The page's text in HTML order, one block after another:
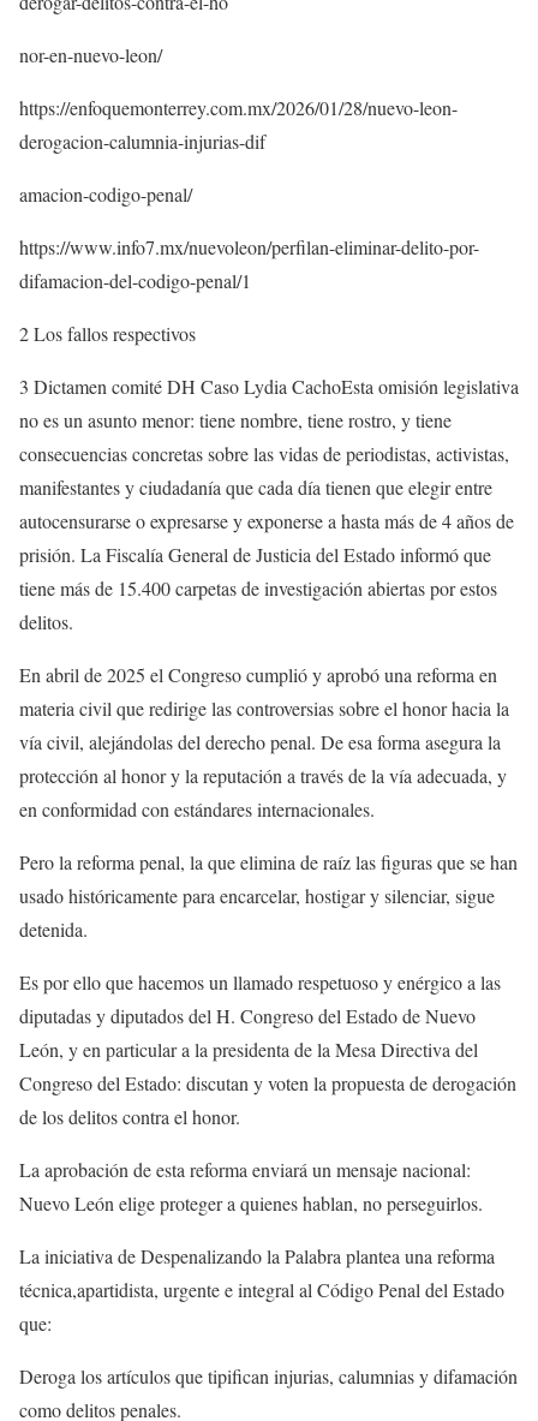
nor-en-nuevo-leon/
https://enfoquemonterrey.com.mx/2026/01/28/nuevo-leon-
derogacion-calumnia-injurias-dif
amacion-codigo-penal/
https://www.info7.mx/nuevoleon/perfilan-eliminar-delito-por-
difamacion-del-codigo-penal/1
2 Los fallos respectivos
3 Dictamen comité DH Caso Lydia CachoEsta omisión legislativa
no es un asunto menor: tiene nombre, tiene rostro, y tiene
consecuencias concretas sobre las vidas de periodistas, activistas,
manifestantes y ciudadanía que cada día tienen que elegir entre
autocensurarse o expresarse y exponerse a hasta más de 4 años de
prisión. La Fiscalía General de Justicia del Estado informó que
tiene más de 15.400 carpetas de investigación abiertas por estos
delitos.
En abril de 2025 el Congreso cumplió y aprobó una reforma en
materia civil que redirige las controversias sobre el honor hacia la
vía civil, alejándolas del derecho penal. De esa forma asegura la
protección al honor y la reputación a través de la vía adecuada, y
en conformidad con estándares internacionales.
Pero la reforma penal, la que elimina de raíz las figuras que se han
usado históricamente para encarcelar, hostigar y silenciar, sigue
detenida.
Es por ello que hacemos un llamado respetuoso y enérgico a las
diputadas y diputados del H. Congreso del Estado de Nuevo
León, y en particular a la presidenta de la Mesa Directiva del
Congreso del Estado: discutan y voten la propuesta de derogación
de los delitos contra el honor.
La aprobación de esta reforma enviará un mensaje nacional:
Nuevo León elige proteger a quienes hablan, no perseguirlos.
La iniciativa de Despenalizando la Palabra plantea una reforma
técnica,apartidista, urgente e integral al Código Penal del Estado
que:
Deroga los artículos que tipifican injurias, calumnias y difamación
como delitos penales.